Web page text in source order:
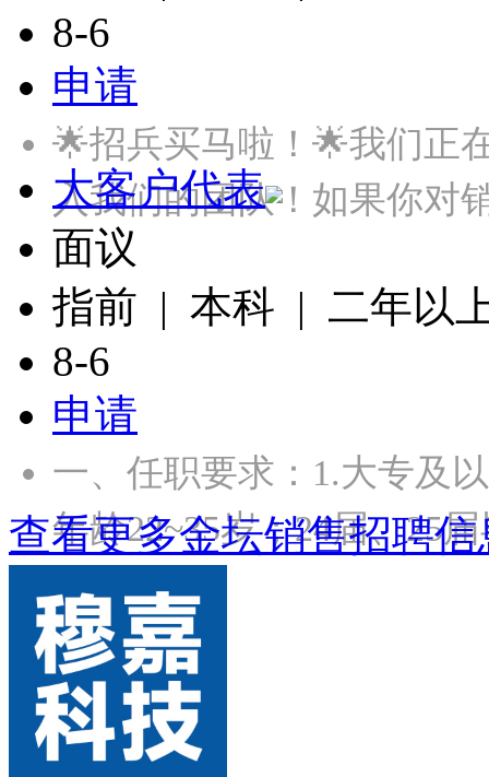
8-6
申请
🌟招兵买马啦！🌟我们正
入我们的团队！如果你
大客户代表
面议
指前 | 本科 | 二年以
8-6
申请
一、任职要求：1.大专及
年龄22~35岁；24届、25
查看更多金坛销售招聘信